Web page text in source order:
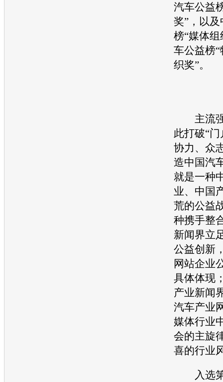
汽车公益
奖”，以及
榜“媒体
车公益榜“
织奖”。
主流强
此打破“
协力、众
造中国汽
就是一种
业、中国
荒的公益
种携手整
新闻界立
公益创新
网站企业
具体体现
产业新闻
汽车产业
媒体行业
会的主旋
喜的行业
入选第